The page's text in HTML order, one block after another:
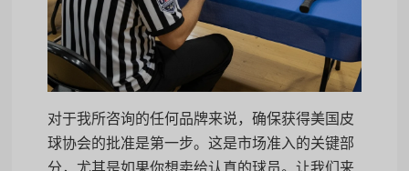
对于我所咨询的任何品牌来说，确保获得美国皮
球协会的批准是第一步。这是市场准入的关键部
分，尤其是如果你想卖给认真的球员。让我们来